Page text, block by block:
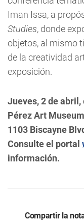
Iman Issa, a
Studies, donde
objetos, al mismo
de la creatividad
exposición.
Jueves, 2 de abril,
Pérez Art
1103 Biscayne
Consulte el portal
información.
Compartir la